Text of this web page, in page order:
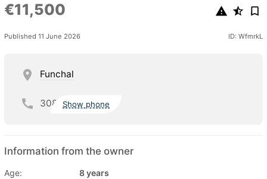
€11,500
Published 11 June 2026 ID: WfmrkL
Funchal
308 Show phone
Information from the owner
Age:
8 years